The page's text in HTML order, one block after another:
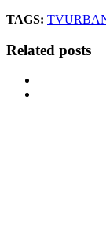
TAGS: TV
Related posts